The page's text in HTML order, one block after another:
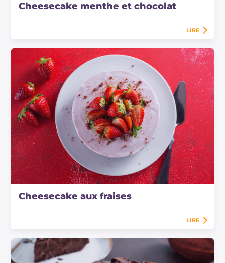
Cheesecake menthe et chocolat
LIRE
Cheesecake aux fraises
LIRE